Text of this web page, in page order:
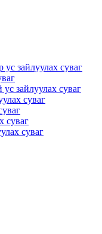
зайлуулах суваг
ус зайлуулах суваг
суваг
суваг
суваг